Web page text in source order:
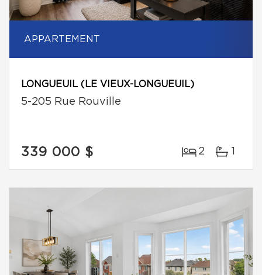
APPARTEMENT
LONGUEUIL (LE VIEUX-LONGUEUIL)
5-205 Rue Rouville
339 000 $ 2 1